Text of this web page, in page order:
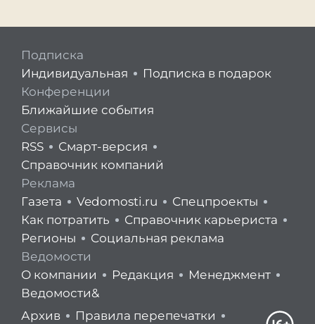
Подписка
Индивидуальная
Подписка в подарок
Конференции
Ближайшие события
Сервисы
RSS
Смарт-версия
Справочник компаний
Реклама
Газета
Vedomosti.ru
Спецпроекты
Как потратить
Справочник карьериста
Регионы
Социальная реклама
Ведомости
О компании
Редакция
Менеджмент
Ведомости&
Архив
Правила перепечатки